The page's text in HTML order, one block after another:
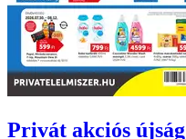
Privát akciós újság